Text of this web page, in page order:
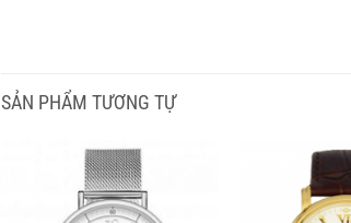
SẢN PHẨM TƯƠNG TỰ